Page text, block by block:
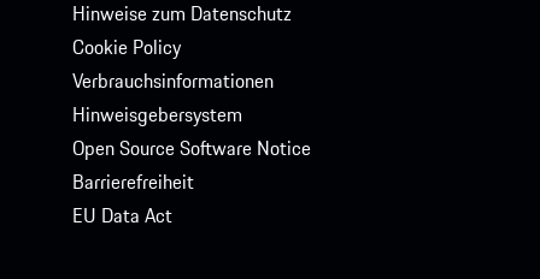
Hinweise zum Datenschutz
Cookie Policy
Verbrauchsinformationen
Hinweisgebersystem
Open Source Software Notice
Barrierefreiheit
EU Data Act